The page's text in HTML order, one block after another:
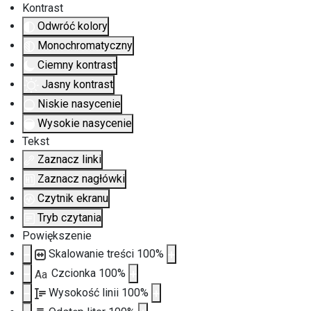
Kontrast
Odwróć kolory
Monochromatyczny
Ciemny kontrast
Jasny kontrast
Niskie nasycenie
Wysokie nasycenie
Tekst
Zaznacz linki
Zaznacz nagłówki
Czytnik ekranu
Tryb czytania
Powiększenie
Skalowanie treści 100%
Aa Czcionka 100%
Wysokość linii 100%